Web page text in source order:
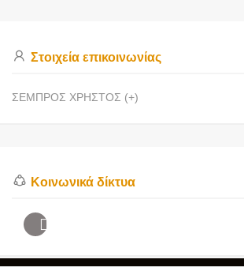
Στοιχεία επικοινωνίας
ΣΕΜΠΡΟΣ ΧΡΗΣΤΟΣ (+)
Κοινωνικά δίκτυα